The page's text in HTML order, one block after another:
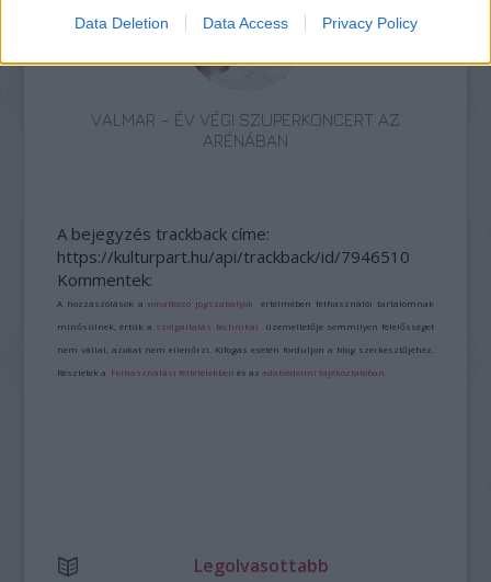
Data Deletion Data Access Privacy Policy
VALMAR – ÉV VÉGI SZUPERKONCERT AZ
ARÉNÁBAN
A bejegyzés trackback címe:
https://kulturpart.hu/api/trackback/id/7946510
Kommentek:
A hozzászólások avonatkozó jogszabályok értelmében felhasználói tartalomnak
minősülnek, értük a szolgáltatás technikai üzemeltetője semmilyen felelősséget
nem vállal, azokat nem ellenőrzi. Kifogás esetén forduljon a blog szerkesztőjéhez.
Részletek a Felhasználási feltételekben és azadatvédelmi tájékoztatóban
Legolvasottabb